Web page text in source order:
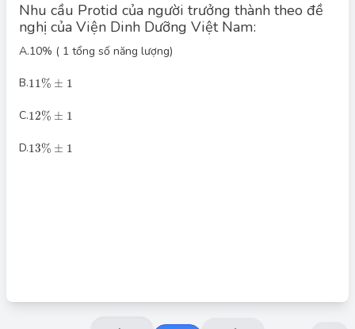
Nhu cầu Protid của người trưởng thành theo đề
nghị của Viện Dinh Dưỡng Việt Nam:
A.10% ( 1 tổng số năng lượng)
B.11% ± 1
11% ± 1
C.12% ± 1
12% ± 1
D.13% ± 1
13% ± 1
Theo khuyến nghị của Viện Dinh Dưỡng Việt Nam, nhu cầu
± 1% tổng số năng lượng khẩu phần ăn. Điều này có nghĩa là,
protein nên cung cấp từ 11% đến 13% tổng năng lượng hàng